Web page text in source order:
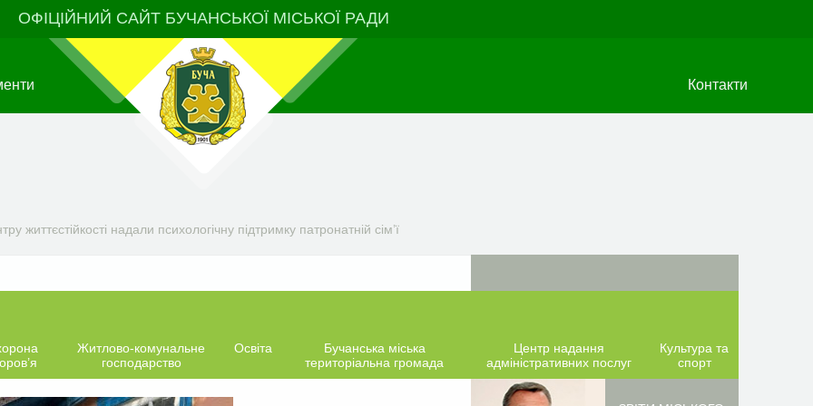
ОФІЦІЙНИЙ САЙТ БУЧАНСЬКОЇ МІСЬКОЇ РАДИ
Контакти
життєстійкості надали психологічну підтримку патронатній сім’ї
Житлово-комунальне
господарство
Освіта
Бучанська міська
територіальна громада
Центр надання
адміністративних послуг
Культура та
спорт